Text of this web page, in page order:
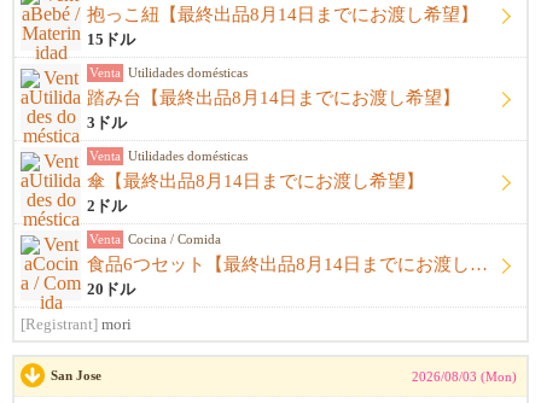
抱っこ紐【最終出品8月14日までにお渡し希望】
15ドル
Venta Utilidades domésticas
踏み台【最終出品8月14日までにお渡し希望】
3ドル
Venta Utilidades domésticas
傘【最終出品8月14日までにお渡し希望】
2ドル
Venta Cocina / Comida
食品6つセット【最終出品8月14日までにお渡し希望】
20ドル
[Registrant] mori
San Jose 2026/08/03 (Mon)